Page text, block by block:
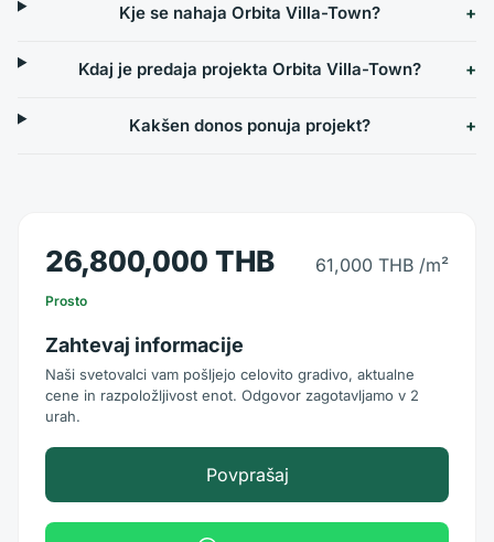
Kje se nahaja Orbita Villa-Town?
Kdaj je predaja projekta Orbita Villa-Town?
Kakšen donos ponuja projekt?
26,800,000 THB 61,000 THB /m²
Prosto
Zahtevaj informacije
Naši svetovalci vam pošljejo celovito gradivo, aktualne
cene in razpoložljivost enot. Odgovor zagotavljamo v 2
urah.
Povprašaj